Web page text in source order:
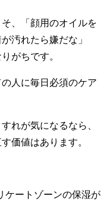
、「顔用のオイルを
汚れたら嫌だな」
がちです。
人に毎日必須のケア
れが気になるなら、
価値はあります。
ケートゾーンの保湿が